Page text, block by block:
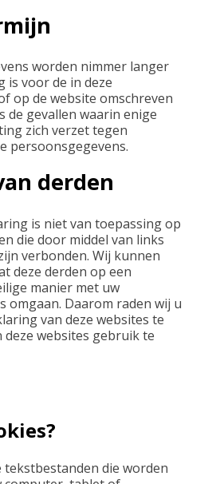
worden nimmer langer
is voor de in deze
op de website omschreven
de gevallen waarin enige
zich verzet tegen
persoonsgegevens.
derden
is niet van toepassing op
die door middel van links
verbonden. Wij kunnen
deze derden op een
manier met uw
omgaan. Daarom raden wij u
van deze websites te
deze websites gebruik te
tekstbestanden die worden